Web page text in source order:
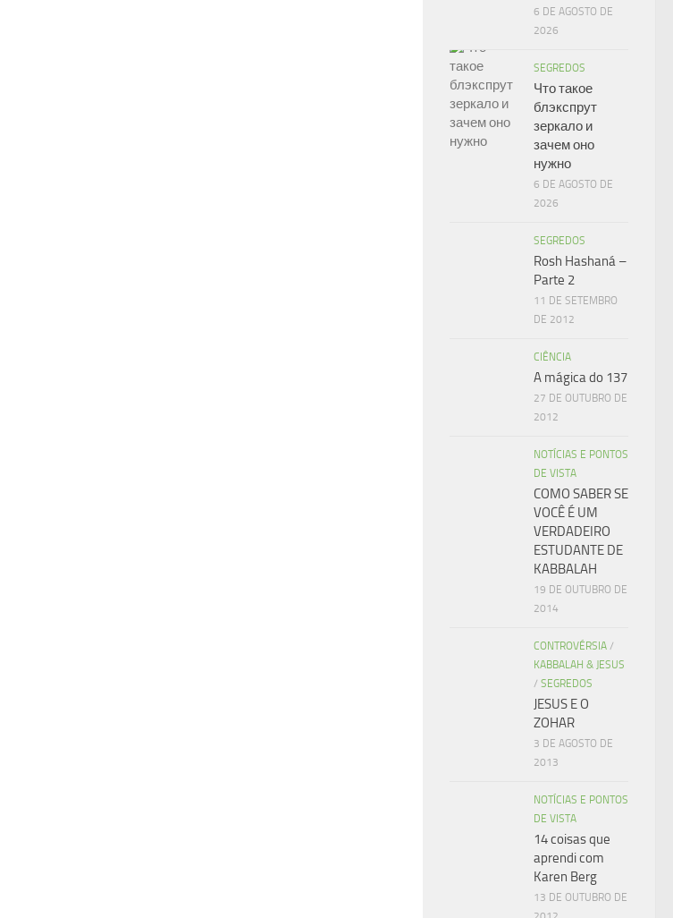
6 DE AGOSTO DE
2026
SEGREDOS
Что такое
блэкспрут
зеркало и
зачем оно
нужно
6 DE AGOSTO DE
2026
SEGREDOS
Rosh Hashaná –
Parte 2
11 DE SETEMBRO
DE 2012
CIÊNCIA
A mágica do 137
27 DE OUTUBRO DE
2012
NOTÍCIAS E PONTOS
DE VISTA
COMO SABER SE
VOCÊ É UM
VERDADEIRO
ESTUDANTE DE
KABBALAH
19 DE OUTUBRO DE
2014
CONTROVÉRSIA /
KABBALAH & JESUS
/ SEGREDOS
JESUS E O
ZOHAR
3 DE AGOSTO DE
2013
NOTÍCIAS E PONTOS
DE VISTA
14 coisas que
aprendi com
Karen Berg
13 DE OUTUBRO DE